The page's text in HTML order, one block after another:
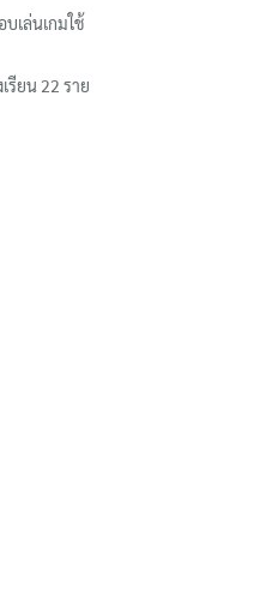
เล่นเกมใช้
รียน 22 ราย